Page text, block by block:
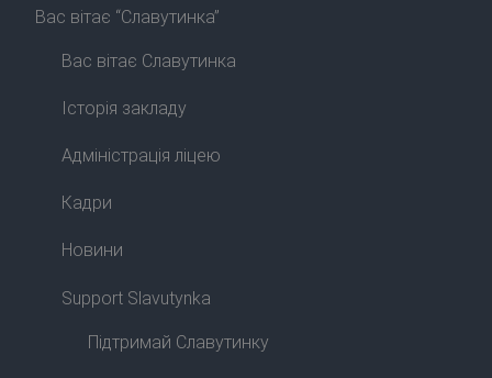
Вас вітає “Славутинка”
Вас вітає Славутинка
Історія закладу
Адміністрація ліцею
Кадри
Новини
Support Slavutynka
Підтримай Славутинку